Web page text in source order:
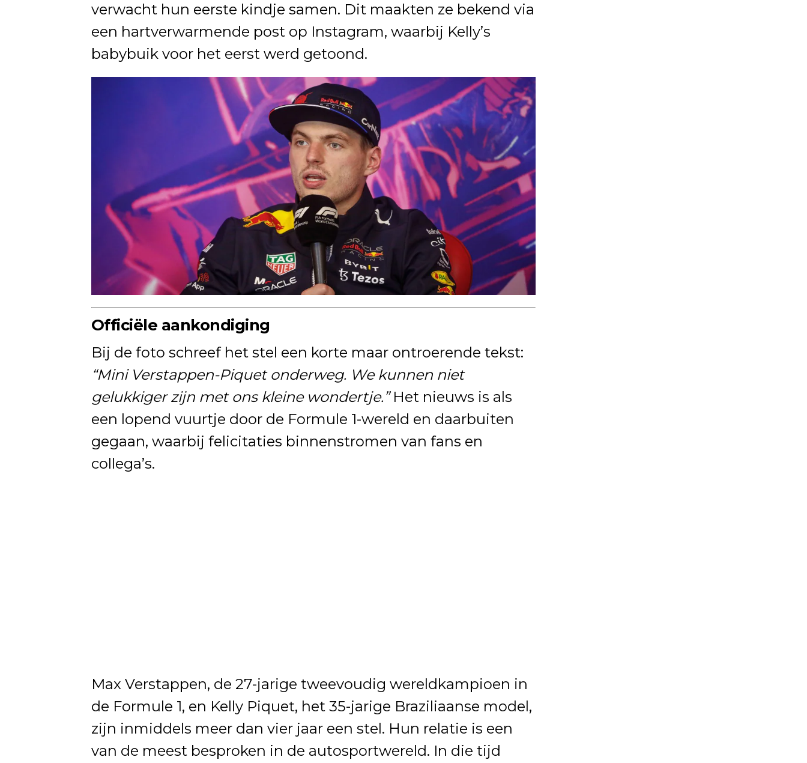
verwacht hun eerste kindje samen. Dit maakten ze bekend via
een hartverwarmende post op Instagram, waarbij Kelly’s
babybuik voor het eerst werd getoond.
Officiële aankondiging
Bij de foto schreef het stel een korte maar ontroerende tekst:
“Mini Verstappen-Piquet onderweg. We kunnen niet
gelukkiger zijn met ons kleine wondertje.”Het nieuws is als
een lopend vuurtje door de Formule 1-wereld en daarbuiten
gegaan, waarbij felicitaties binnenstromen van fans en
collega’s.
Max Verstappen, de 27-jarige tweevoudig wereldkampioen in
de Formule 1, en Kelly Piquet, het 35-jarige Braziliaanse model,
zijn inmiddels meer dan vier jaar een stel. Hun relatie is een
van de meest besproken in de autosportwereld. In die tijd